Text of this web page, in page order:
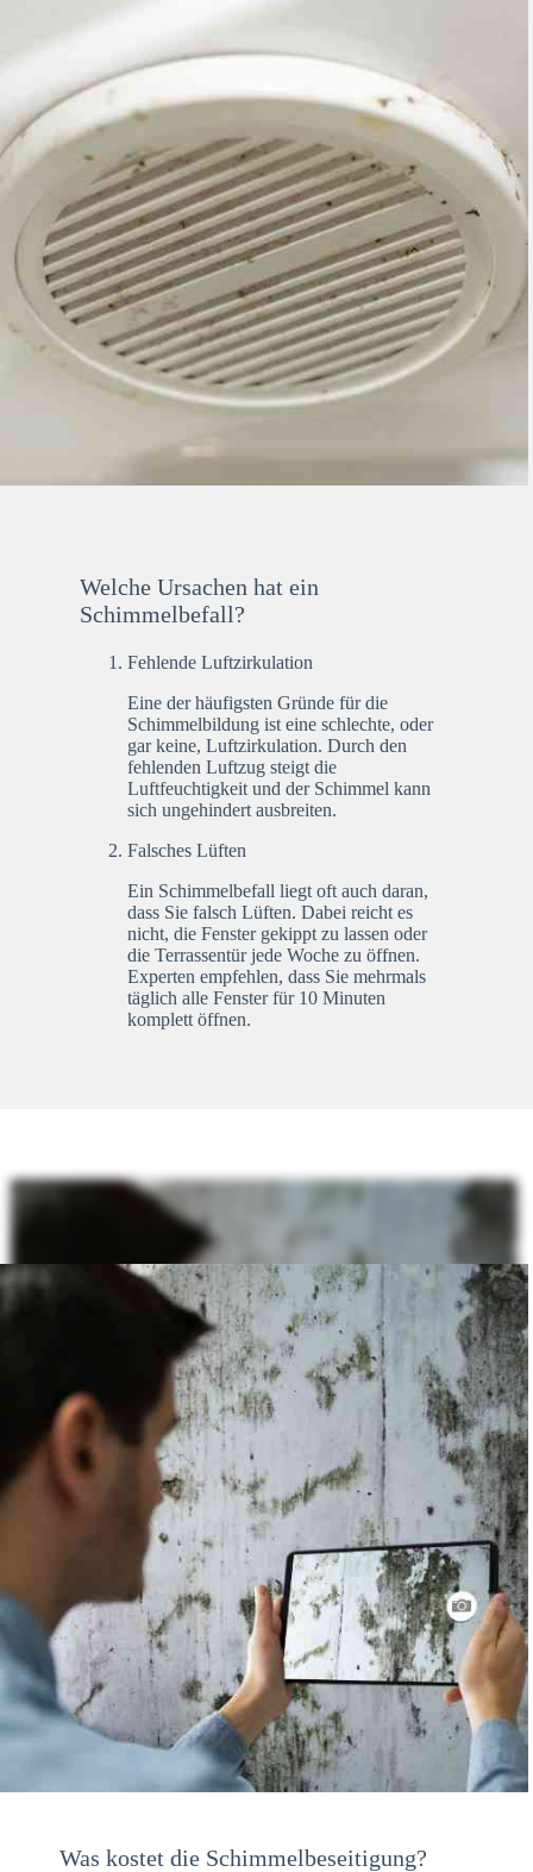
Welche Ursachen hat ein
Schimmelbefall?
Fehlende Luftzirkulation
Eine der häufigsten Gründe für die
Schimmelbildung ist eine schlechte, oder
gar keine, Luftzirkulation. Durch den
fehlenden Luftzug steigt die
Luftfeuchtigkeit und der Schimmel kann
sich ungehindert ausbreiten.
Falsches Lüften
Ein Schimmelbefall liegt oft auch daran,
dass Sie falsch Lüften. Dabei reicht es
nicht, die Fenster gekippt zu lassen oder
die Terrassentür jede Woche zu öffnen.
Experten empfehlen, dass Sie mehrmals
täglich alle Fenster für 10 Minuten
komplett öffnen.
Was kostet die Schimmelbeseitigung?